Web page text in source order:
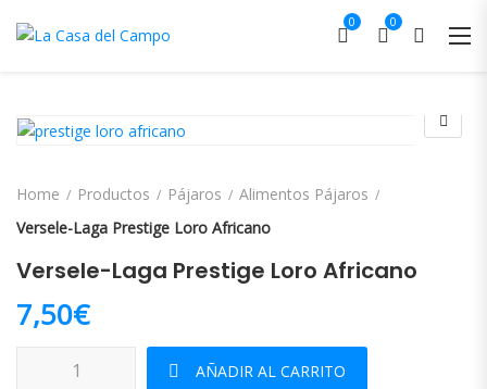
0 0
Home Productos Pájaros
Alimentos Pájaros
Versele-Laga Prestige Loro Africano
Versele-Laga Prestige Loro Africano
7,50€
AÑADIR AL CARRITO